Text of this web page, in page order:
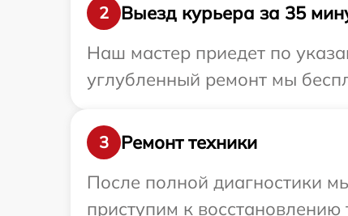
2
Выезд курьера за 35
Наш мастер приедет по
углубленный ремонт мы
3
Ремонт техники
После полной диагностики
приступим к восстановлению